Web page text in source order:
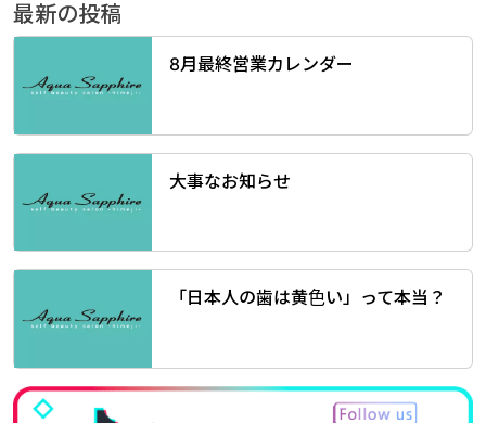
最新の投稿
8月最終営業カレンダー
大事なお知らせ
「日本人の歯は黄色い」って本当？